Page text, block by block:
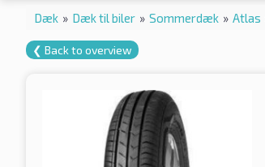
Dæk » Dæk til biler » Sommerdæk » Atlas
❮ Back to overview